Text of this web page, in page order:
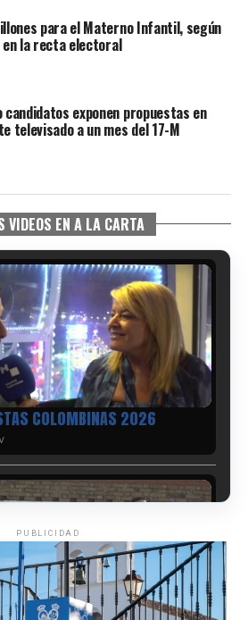
para el Materno Infantil, según
en la recta electoral
candidatos exponen propuestas en
televisado a un mes del 17-M
VIDEOS EN A LA CARTA
COLOMBINAS 2026
PUBLICIDAD